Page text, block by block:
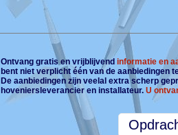
Ontvang gratis en vrijblijvendinformatie en
bent niet verplicht één van de aanbiedingen
De aanbiedingen zijn veelal extra scherp
hoveniersleverancier en installateur.U